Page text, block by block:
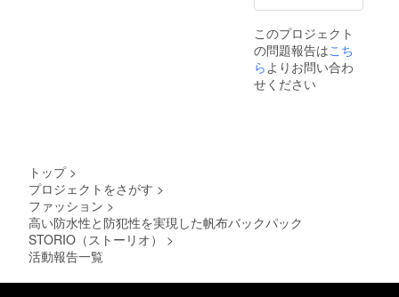
すが、極めて狭い内側から
美しく縫い上げるのは至難
の業です。更に2段あるス
ロットの真ん中を1ミリの狂
いもなく真っ直ぐに縫う作
ほどスマートに変えてくれ
ます。新色「青海」と「碧
緑」の詳細は、下記リンク
よりぜひご覧ください。
▼Tenuisフラップタイプ 詳
し、植物タンニン鞣しで仕
上げられた革で、繊維密度
が高く耐久性に優れていま
す。さらにオイル含有量が
多いため、しっとりとした
このプロジェクト
の問題報告はこち
らよりお問い合わ
せください
トップ >
プロジェクトをさがす >
ファッション >
高い防水性と防犯性を実現した帆布バックパック
STORIO（ストーリオ）
>
活動報告一覧